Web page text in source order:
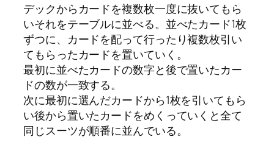
デックからカードを複数枚一度に抜いてもら
いそれをテーブルに並べる。並べたカード1枚
ずつに、カードを配って行ったり複数枚引い
てもらったカードを置いていく。
最初に並べたカードの数字と後で置いたカー
ドの数が一致する。
次に最初に選んだカードから1枚を引いてもら
い後から置いたカードをめくっていくと全て
同じスーツが順番に並んでいる。